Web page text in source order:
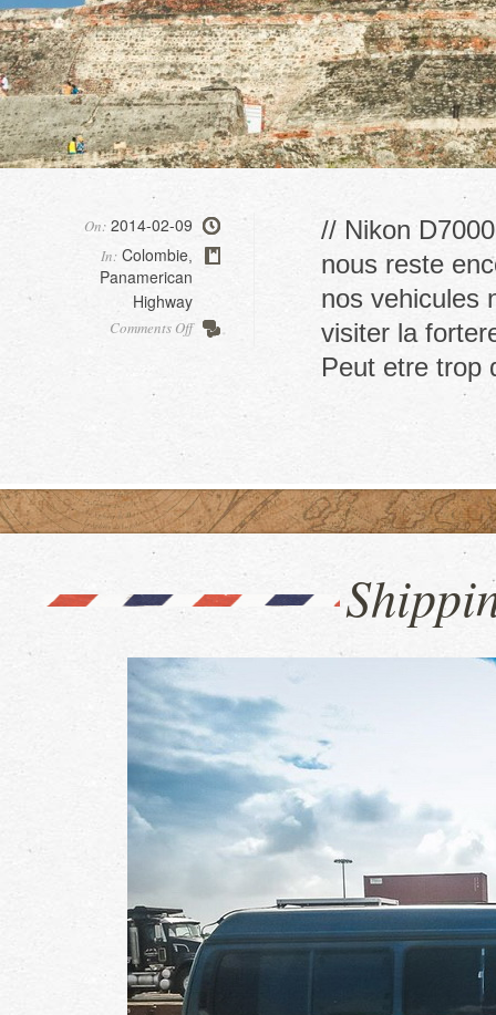
On: 2014-02-09
In: Colombie
Panamerican
Highway
Comments Offon
// Nikon
nous reste
nos vehicules
visiter la
Peut etre trop